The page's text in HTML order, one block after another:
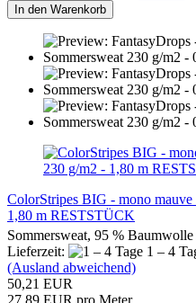
In den Warenkorb
ColorStripes BIG - mono
1,80 m RESTSTÜCK
Sommersweat, 95 %
Lieferzeit:
1 – 4
(Ausland abweichend)
50,21 EUR